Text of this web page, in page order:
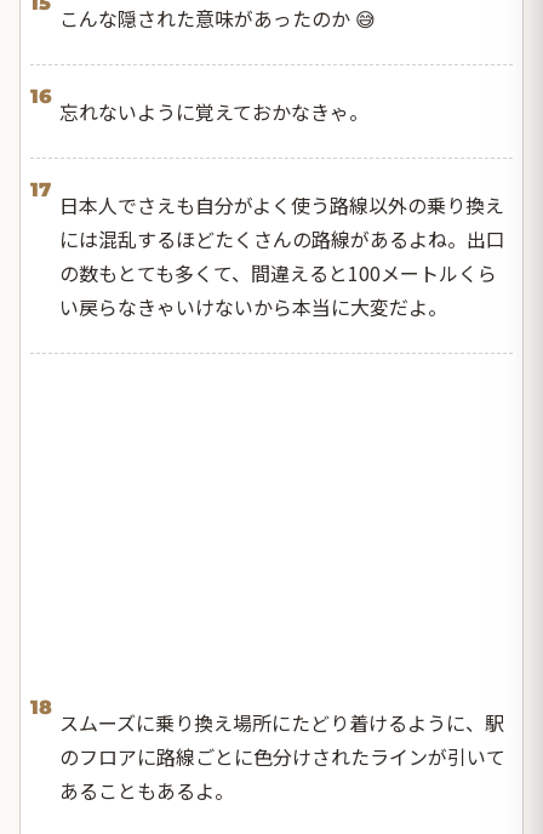
こんな隠された意味があったのか 😅
16
忘れないように覚えておかなきゃ。
17
日本人でさえも自分がよく使う路線以外の乗り換え
には混乱するほどたくさんの路線があるよね。出口
の数もとても多くて、間違えると100メートルくら
い戻らなきゃいけないから本当に大変だよ。
18
スムーズに乗り換え場所にたどり着けるように、駅
のフロアに路線ごとに色分けされたラインが引いて
あることもあるよ。